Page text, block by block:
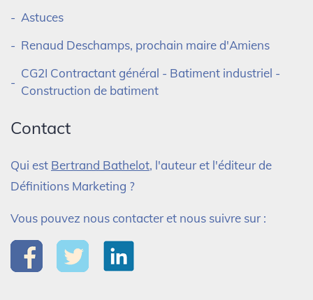
Astuces
Renaud Deschamps, prochain maire d'Amiens
CG2I Contractant général - Batiment industriel -
Construction de batiment
Contact
Qui est Bertrand Bathelot, l'auteur et l'éditeur de
Définitions Marketing ?
Vous pouvez nous contacter et nous suivre sur :